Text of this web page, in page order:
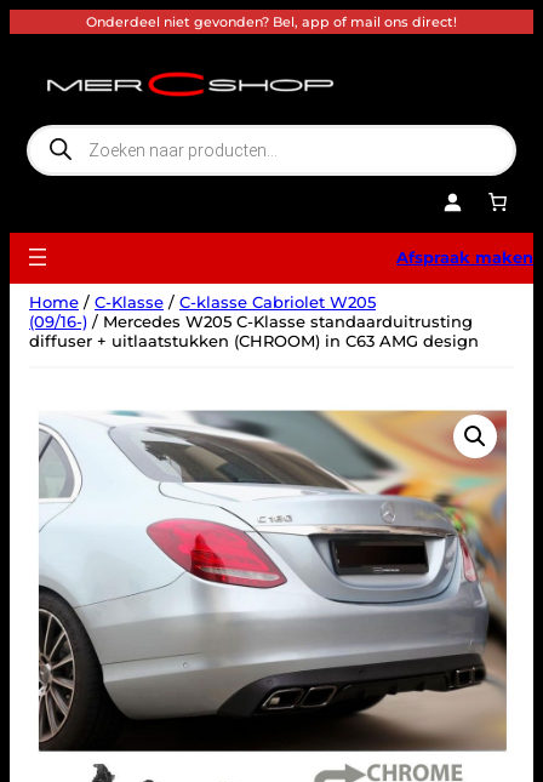
Onderdeel niet gevonden? Bel, app of mail ons direct!
P
r
o
n
o
e
k
e
n
Afspraak maken
Home / C-Klasse / C-klasse Cabriolet W205
(09/16-) / Mercedes W205 C-Klasse standaarduitrusting
diffuser + uitlaatstukken (CHROOM) in C63 AMG design